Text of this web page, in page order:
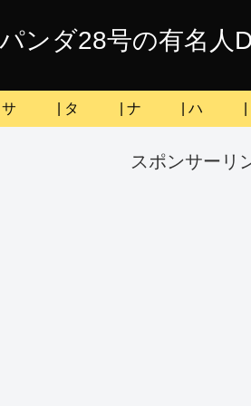
パンダ28号の有名人
| サ | タ | ナ | ハ
スポンサーリ